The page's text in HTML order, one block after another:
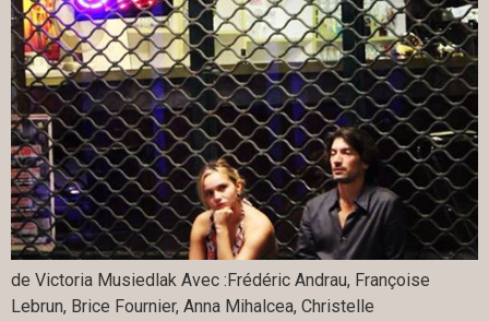
de Victoria Musiedlak Avec :Frédéric Andrau, Françoise
Lebrun, Brice Fournier, Anna Mihalcea, Christelle